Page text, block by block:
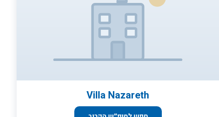
מאובזר, הכולל מתקני ספורט וכושר חדשניים, סאונה יבשה וסאונה רטובה
וג’קוזי מחומם. למשפחות עם ילדים מציע המלון מועדון ילדים הדואג
לתעסוקה לקטנטנים, בעוד ההורים יכולים לנפוש להם ברוגע ובנעימים. עוד
מציע המלון שתי מסעדות כשרות, בית כנסת וכן טרקלין עסקים ומספר
עיון וכן לאירועים משפחתיים.
Villa Nazareth